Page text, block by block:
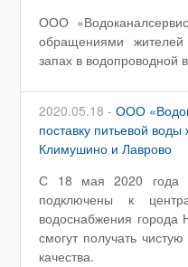
ООО
обращениями
запах в водопроводной
2020.05.18 -ООО
поставку питьевой
Климушино и Лаврово
С 18 мая 2020 года
подключены к
водоснабжения города
смогут получать
качества.